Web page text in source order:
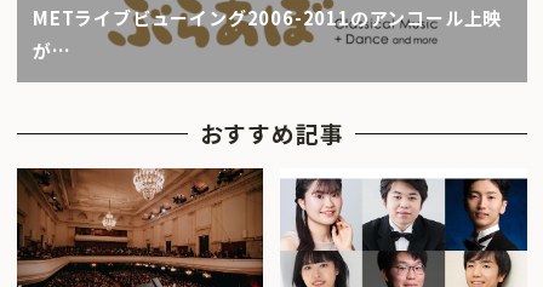
METライブビューイング2006-2011のアンコール上映
が…
おすすめ記事